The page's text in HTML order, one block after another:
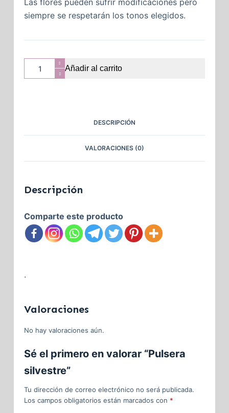
Las flores pueden sufrir modificaciones pero
siempre se respetarán los tonos elegidos.
Añadir al carrito
DESCRIPCIÓN
VALORACIONES (0)
Descripción
Comparte este producto
.
Valoraciones
No hay valoraciones aún.
Sé el primero en valorar “Pulsera
silvestre”
Tu dirección de correo electrónico no será publicada.
Los campos obligatorios están marcados con *